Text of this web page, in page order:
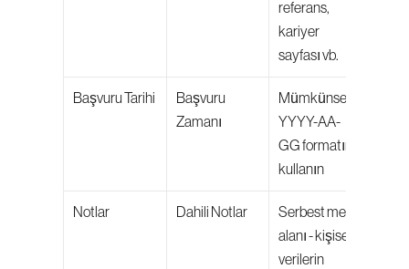
referans,
kariyer
sayfası vb.
Başvuru Tarihi
Başvuru
Zamanı
Mümkünse
YYYY-AA-
GG formatını
kullanın
Notlar Dahili Notlar
Serbest metin
alanı - kişisel
verilerin